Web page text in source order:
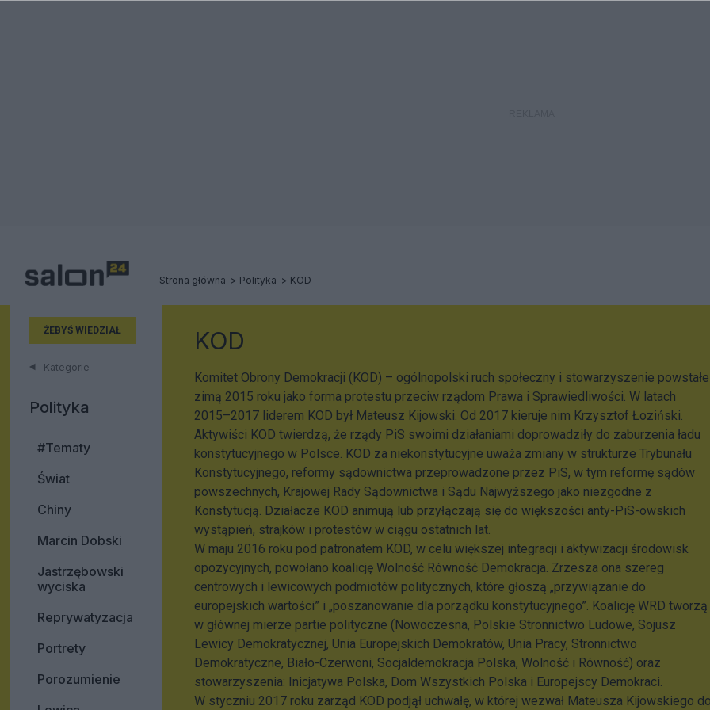
Strona główna Polityka KOD
ŻEBYŚ WIEDZIAŁ
Kategorie
Polityka
#Tematy
Świat
Chiny
Marcin Dobski
Jastrzębowski
wyciska
Reprywatyzacja
Portrety
Porozumienie
KOD
Komitet Obrony Demokracji (KOD) – ogólnopolski ruch społeczny i stowarzyszenie powstałe
zimą 2015 roku jako forma protestu przeciw rządom Prawa i Sprawiedliwości. W latach
2015–2017 liderem KOD był Mateusz Kijowski. Od 2017 kieruje nim Krzysztof Łoziński.
Aktywiści KOD twierdzą, że rządy PiS swoimi działaniami doprowadziły do zaburzenia ładu
konstytucyjnego w Polsce. KOD za niekonstytucyjne uważa zmiany w strukturze Trybunału
Konstytucyjnego, reformy sądownictwa przeprowadzone przez PiS, w tym reformę sądów
powszechnych, Krajowej Rady Sądownictwa i Sądu Najwyższego jako niezgodne z
Konstytucją. Działacze KOD animują lub przyłączają się do większości anty-PiS-owskich
wystąpień, strajków i protestów w ciągu ostatnich lat.
W maju 2016 roku pod patronatem KOD, w celu większej integracji i aktywizacji środowisk
opozycyjnych, powołano koalicję Wolność Równość Demokracja. Zrzesza ona szereg
centrowych i lewicowych podmiotów politycznych, które głoszą „przywiązanie do
europejskich wartości” i „poszanowanie dla porządku konstytucyjnego”. Koalicję WRD tworzą
w głównej mierze partie polityczne (Nowoczesna, Polskie Stronnictwo Ludowe, Sojusz
Lewicy Demokratycznej, Unia Europejskich Demokratów, Unia Pracy, Stronnictwo
Demokratyczne, Biało-Czerwoni, Socjaldemokracja Polska, Wolność i Równość) oraz
stowarzyszenia: Inicjatywa Polska, Dom Wszystkich Polska i Europejscy Demokraci.
W styczniu 2017 roku zarząd KOD podjął uchwałę, w której wezwał Mateusza Kijowskiego